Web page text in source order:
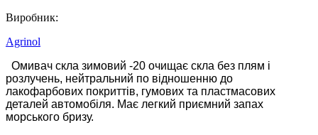
Виробник:
Agrinol
Омивач скла зимовий -20 очищає скла без плям і
розлучень, нейтральний по відношенню до
лакофарбових покриттів, гумових та пластмасових
деталей автомобіля. Має легкий приємний запах
морського бризу.